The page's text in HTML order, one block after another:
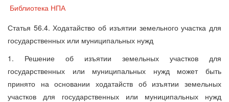
Библиотека НПА
Статья 56.4. Ходатайство об изъятии земельного участка для
государственных или муниципальных нужд
1. Решение об изъятии земельных участков для
государственных или муниципальных нужд может быть
принято на основании ходатайств об изъятии земельных
участков для государственных или муниципальных нужд